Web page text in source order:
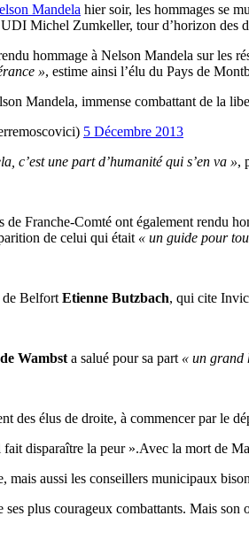
Mandela hier soir, les hommages se
Michel Zumkeller, tour d’horizon des
hommage à Nelson Mandela sur les
», estime ainsi l’élu du Pays de
Mandela, immense combattant de la
5 Décembre 2013
c’est une part d’humanité qui s’en va »,
de Franche-Comté ont également rendu
de celui qui était « un guide pour
de Belfort Etienne Butzbach, qui cite
Wambst a salué pour sa part « un grand
des élus de droite, à commencer par le
fait disparaître la peur ».Avec la mort de
mais aussi les conseillers municipaux
ses plus courageux combattants. Mais